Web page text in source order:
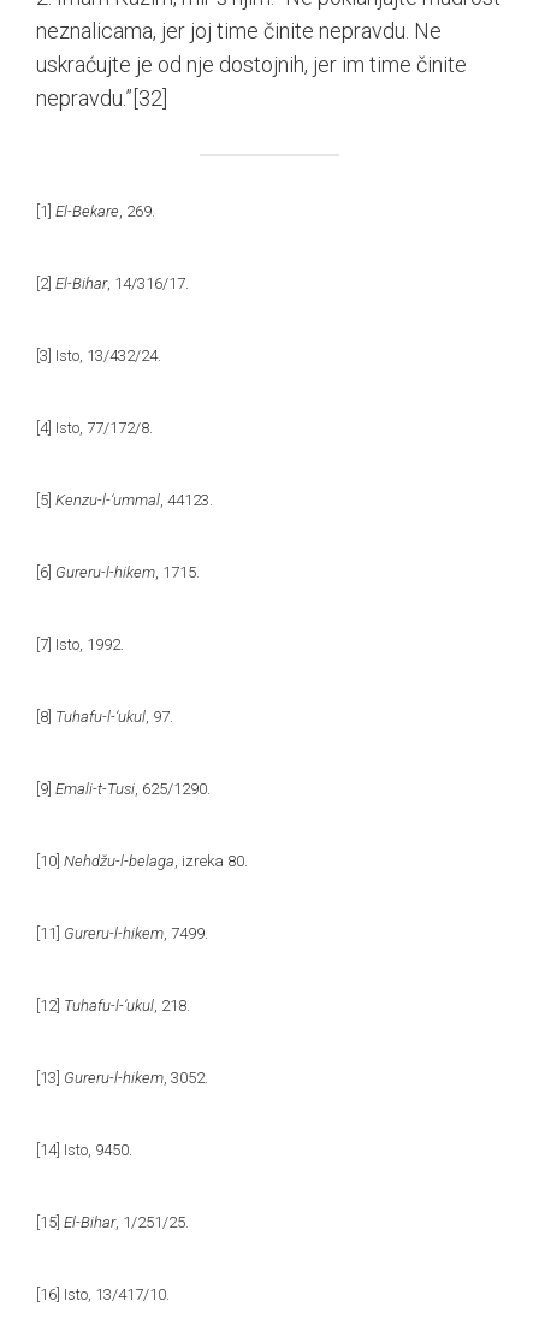
neznalicama, jer joj time činite nepravdu. Ne
uskraćujte je od nje dostojnih, jer im time činite
nepravdu.”[32]
[1] El-Bekare , 269.
[2] El-Bihar, 14/316/17.
[3] Isto, 13/432/24.
[4] Isto, 77/172/8.
[5] Kenzu-l-‘ummal , 44123.
[6] Gureru-l-hikem , 1715.
[7] Isto, 1992.
[8] Tuhafu-l-‘ukul , 97.
[9] Emali-t-Tusi , 625/1290.
[10] Nehdžu-l-belaga , izreka 80.
[11] Gureru-l-hikem , 7499.
[12] Tuhafu-l-‘ukul , 218.
[13] Gureru-l-hikem , 3052.
[14] Isto, 9450.
[15] El-Bihar, 1/251/25.
[16] Isto, 13/417/10.